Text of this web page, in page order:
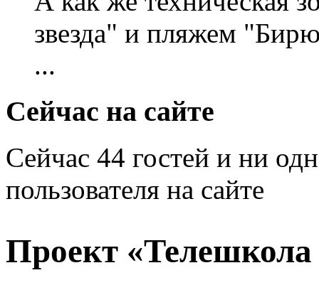
звезда" и пляжем
...
Сейчас на сайте
Сейчас 44 гостей и ни
пользователя на сайте
Проект